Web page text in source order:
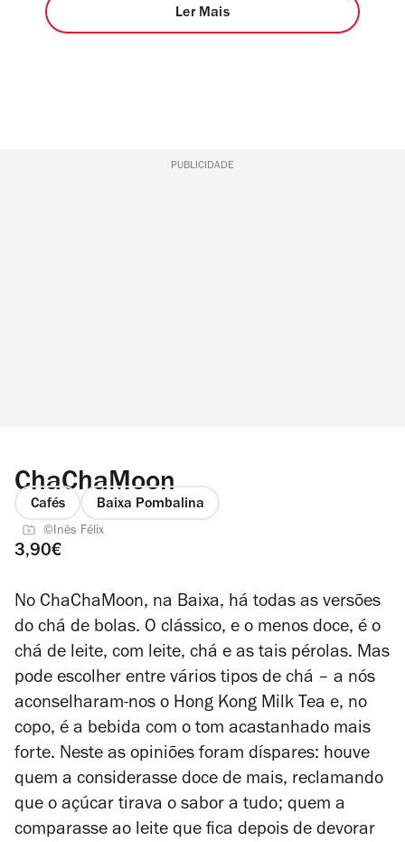
Ler Mais
PUBLICIDADE
ChaChaMoon
Cafés Baixa Pombalina
©Inês Félix
3,90€
No ChaChaMoon, na Baixa, há todas as versões
do chá de bolas. O clássico, e o menos doce, é o
chá de leite, com leite, chá e as tais pérolas. Mas
pode escolher entre vários tipos de chá – a nós
aconselharam-nos o Hong Kong Milk Tea e, no
copo, é a bebida com o tom acastanhado mais
forte. Neste as opiniões foram díspares: houve
quem a considerasse doce de mais, reclamando
que o açúcar tirava o sabor a tudo; quem a
comparasse ao leite que fica depois de devorar